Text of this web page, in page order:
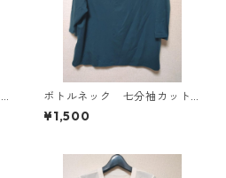
ボトルネック 七分袖カット
ソー ４Ｌ ティールグリー
ン KAE-4815
¥1,500